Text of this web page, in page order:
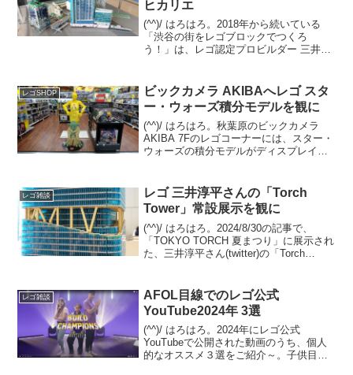
ヒカリエ
(^^)/ はろはろ。2018年から続いている
「渋谷の街をレゴブロックでつくろ
う！」は、レゴ認定プロビルダー 三井淳
リニューアルし続けています。2024/7...
レゴSHOP
ビックカメラ AKIBAへレゴ スタ
ー・ウォーズ積分モデルを観に
(^^)/ はろはろ。秋葉原のビックカメラ
AKIBA 7Fのレゴコーナーには、スター・
ウォーズの積分モデルがディスプレイさ
リしたアニメ調の積分モデルではなく...
レゴ雑談
レゴ 三井淳平さんの「Torch
Tower」常設展示を観に
(^^)/ はろはろ。2024/8/30の記事で、
「TOKYO TORCH 夏まつり」に展示され
た、三井淳平さん(twitter)の「Torch
返りですが、「T...
レゴ雑談
AFOL目線でのレゴ公式
YouTube2024年 3選
(^^)/ はろはろ。2024年にレゴ公式
YouTubeで公開された動画のうち、個人
的なオススメ３選をご紹介～。子供目線